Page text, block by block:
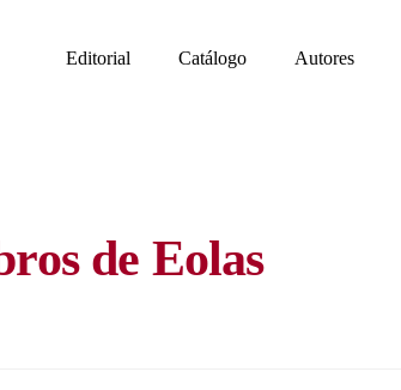
Editorial Catálogo Autores
de Eolas